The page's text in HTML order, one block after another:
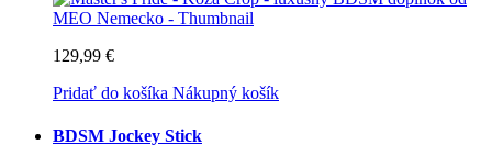
129,99 €
Pridať do košíka Nákupný košík
BDSM Jockey Stick